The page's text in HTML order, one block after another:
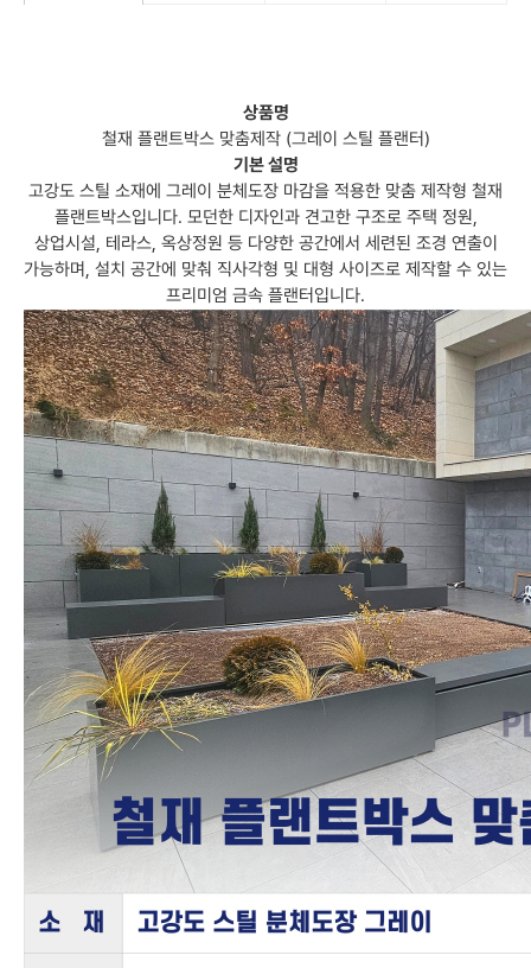
상품명
철재 플랜트박스 맞춤제작 (그레이 스틸 플랜터)
기본 설명
고강도 스틸 소재에 그레이 분체도장 마감을 적용한 맞춤 제작형 철재
플랜트박스입니다. 모던한 디자인과 견고한 구조로 주택 정원,
상업시설, 테라스, 옥상정원 등 다양한 공간에서 세련된 조경 연출이
가능하며, 설치 공간에 맞춰 직사각형 및 대형 사이즈로 제작할 수 있는
프리미엄 금속 플랜터입니다.